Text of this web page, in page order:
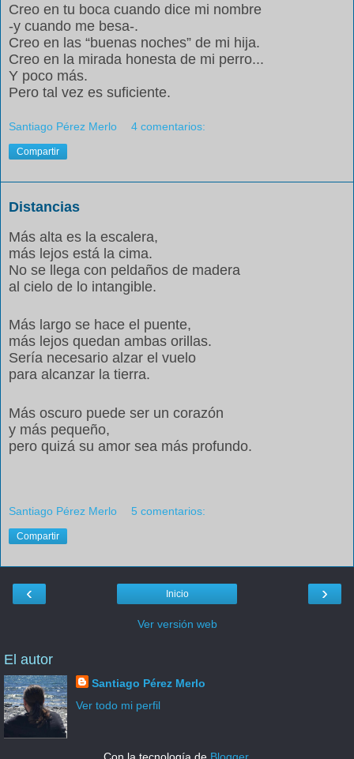
Creo en tu boca cuando dice mi nombre
-y cuando me besa-.
Creo en las “buenas noches” de mi hija.
Creo en la mirada honesta de mi perro...
Y poco más.
Pero tal vez es suficiente.
Santiago Pérez Merlo 4 comentarios:
Compartir
Distancias
Más alta es la escalera,
más lejos está la cima.
No se llega con peldaños de madera
al cielo de lo intangible.
Más largo se hace el puente,
más lejos quedan ambas orillas.
Sería necesario alzar el vuelo
para alcanzar la tierra.
Más oscuro puede ser un corazón
y más pequeño,
pero quizá su amor sea más profundo.
Santiago Pérez Merlo 5 comentarios:
Compartir
‹ ›
Inicio
Ver versión web
El autor
Santiago Pérez Merlo
Ver todo mi perfil
Con la tecnología de Blogger.